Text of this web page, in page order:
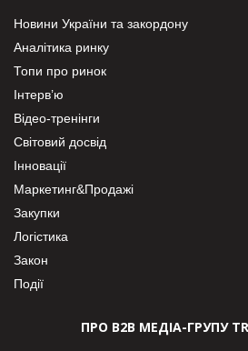
Новини України та закордону
Аналітика ринку
Топи про ринок
Інтерв’ю
Відео-тренінги
Світовий досвід
Інновації
Маркетинг&Продажі
Закупки
Логістика
Закон
Події
ПРО В2В МЕДІА-ГРУПУ